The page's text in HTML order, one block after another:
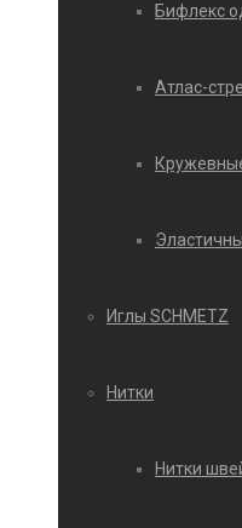
Бифлекс
Атлас-
Иглы SCHMETZ
Нитки
Нитки